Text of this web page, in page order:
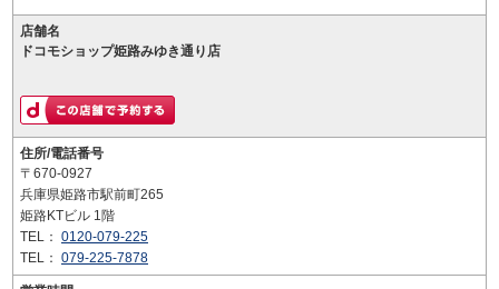
店舗名
ドコモショップ姫路みゆき通り店
住所/電話番号
〒670-0927
兵庫県姫路市駅前町265
姫路KTビル 1階
TEL： 0120-079-225
TEL： 079-225-7878